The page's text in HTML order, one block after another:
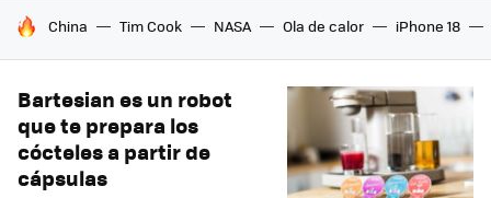
HOY SE HABLA DE
China Tim Cook NASA Ola de calor iPhone 18
Bartesian es un robot
que te prepara los
cócteles a partir de
cápsulas